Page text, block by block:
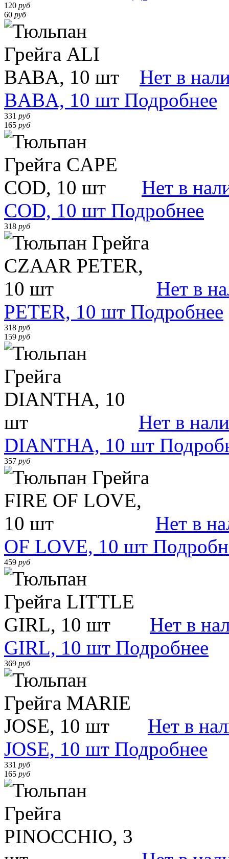
120 руб
60 руб
Нет в
BABA, 10 шт Подробнее
331 руб
165 руб
Нет в
COD, 10 шт Подробнее
318 руб
Нет в
PETER, 10 шт Подробнее
318 руб
159 руб
Нет в
DIANTHA, 10 шт
357 руб
Нет в
OF LOVE, 10 шт
459 руб
Нет в
GIRL, 10 шт Подробнее
369 руб
Нет в
JOSE, 10 шт Подробнее
331 руб
165 руб